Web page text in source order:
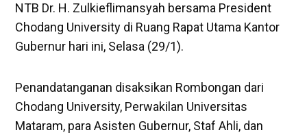
NTB Dr. H. Zulkieflimansyah bersama President
Chodang University di Ruang Rapat Utama Kantor
Gubernur hari ini, Selasa (29/1).
Penandatanganan disaksikan Rombongan dari
Chodang University, Perwakilan Universitas
Mataram, para Asisten Gubernur, Staf Ahli, dan